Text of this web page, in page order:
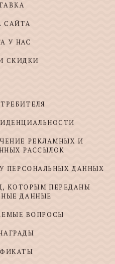
САЙТА
У НАС
СКИДКИ
РЕКЛАМНЫХ И
РАССЫЛОК
ПЕРСОНАЛЬНЫХ ДАННЫХ
КОТОРЫМ ПЕРЕДАНЫ
ДАННЫЕ
ВОПРОСЫ